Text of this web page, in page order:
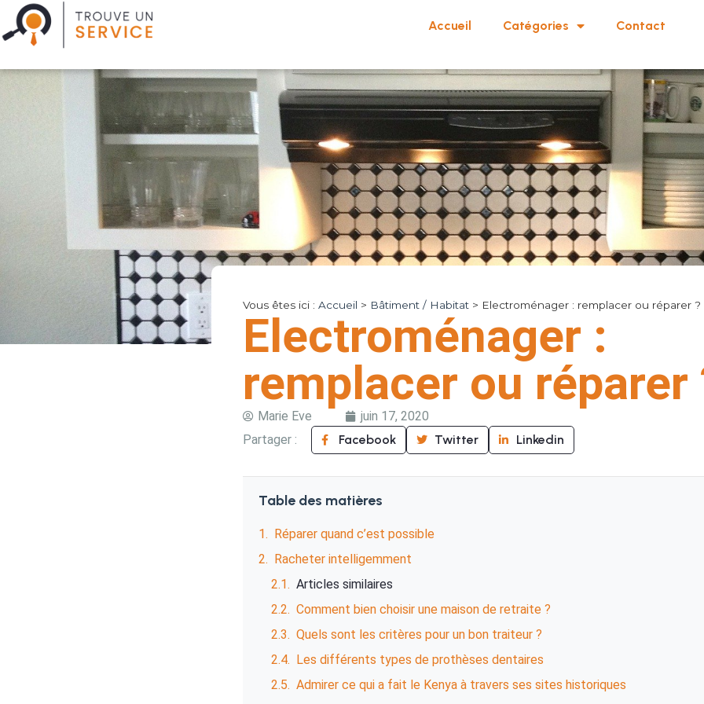
Accueil Catégories Contact
Vous êtes ici : Accueil > Bâtiment / Habitat> Electroménager : remplacer ou réparer ?
Electroménager :
remplacer ou réparer
Marie Eve
juin 17, 2020
Partager :
Facebook Twitter Linkedin
Table des matières
Réparer quand c’est possible
Racheter intelligemment
Articles similaires
Comment bien choisir une maison de retraite ?
Quels sont les critères pour un bon traiteur ?
Les différents types de prothèses dentaires
Admirer ce qui a fait le Kenya à travers ses sites historiques